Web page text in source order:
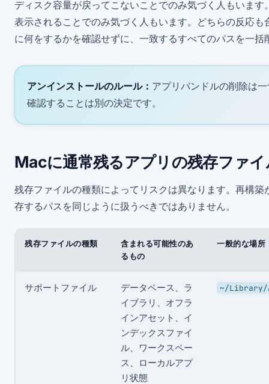
ディスク容量が戻ってこないことでのみ気づく人もいま
表示されることでのみ気づく人もいます。どちらの反応
に何をするかを確認せずに、一致するすべてのパスを一括
アンインストールのルール： アプリバンドルの削除は
確認することは別の決定です。
Macに通常残るアプリの残存ファイ
残存ファイルの種類によってリスクは異なります。再構
存するパスを同じように扱うべきではありません。
残存ファイルの種類
含まれる可能性のあ
るもの
一般的な場所
サポートファイル
データベース、ラ
イブラリ、オフラ
インアセット、イ
ンデックスファイ
ル、ワークスペー
ス、ローカルアプ
リ状態
~/Library/